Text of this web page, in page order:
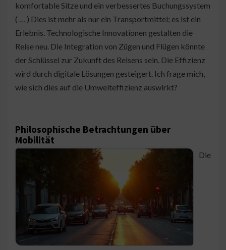
komfortable Sitze und ein verbessertes Buchungssystem
( … ) Dies ist mehr als nur ein Transportmittel; es ist ein
Erlebnis. Technologische Innovationen gestalten die
Reise neu. Die Integration von Zügen und Flügen könnte
der Schlüssel zur Zukunft des Reisens sein. Die Effizienz
wird durch digitale Lösungen gesteigert. Ich frage mich,
wie sich dies auf die Umwelteffizienz auswirkt?
Philosophische Betrachtungen über
Mobilität
Die